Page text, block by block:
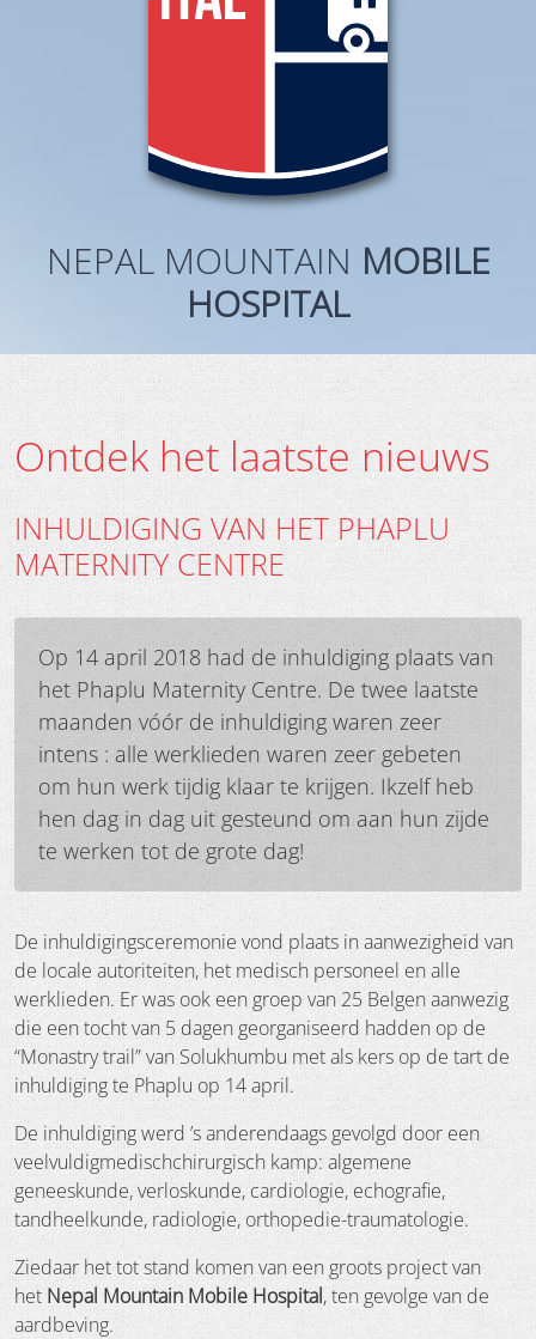
NEPAL MOUNTAIN MOBILE
HOSPITAL
Ontdek het laatste nieuws
INHULDIGING VAN HET PHAPLU
MATERNITY CENTRE
Op 14 april 2018 had de inhuldiging plaats van
het Phaplu Maternity Centre. De twee laatste
maanden vóór de inhuldiging waren zeer
intens : alle werklieden waren zeer gebeten
om hun werk tijdig klaar te krijgen. Ikzelf heb
hen dag in dag uit gesteund om aan hun zijde
te werken tot de grote dag!
De inhuldigingsceremonie vond plaats in aanwezigheid van
de locale autoriteiten, het medisch personeel en alle
werklieden. Er was ook een groep van 25 Belgen aanwezig
die een tocht van 5 dagen georganiseerd hadden op de
“Monastry trail” van Solukhumbu met als kers op de tart de
inhuldiging te Phaplu op 14 april.
De inhuldiging werd ’s anderendaags gevolgd door een
veelvuldigmedischchirurgisch kamp: algemene
geneeskunde, verloskunde, cardiologie, echografie,
tandheelkunde, radiologie, orthopedie-traumatologie.
Ziedaar het tot stand komen van een groots project van
het Nepal Mountain Mobile Hospital, ten gevolge van de
aardbeving.